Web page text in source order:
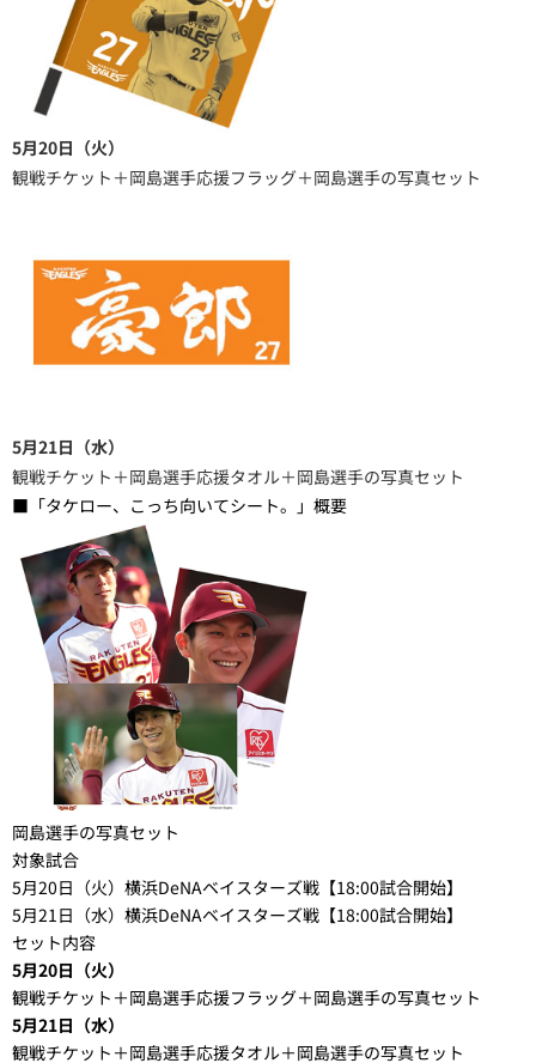
5月20日（火）
観戦チケット＋岡島選手応援フラッグ＋岡島選手の写真セット
5月21日（水）
観戦チケット＋岡島選手応援タオル＋岡島選手の写真セット
■「タケロー、こっち向いてシート。」概要
岡島選手の写真セット
対象試合
5月20日（火）横浜DeNAベイスターズ戦【18:00試合開始】
5月21日（水）横浜DeNAベイスターズ戦【18:00試合開始】
セット内容
5月20日（火）
観戦チケット＋岡島選手応援フラッグ＋岡島選手の写真セット
5月21日（水）
観戦チケット＋岡島選手応援タオル＋岡島選手の写真セット